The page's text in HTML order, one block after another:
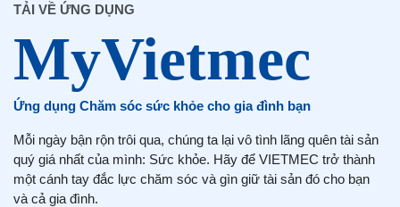
TẢI VỀ ỨNG DỤNG
Ứng dụng Chăm sóc sức khỏe cho gia đình bạn
Mỗi ngày bận rộn trôi qua, chúng ta lại vô tình lãng quên tài sản
quý giá nhất của mình: Sức khỏe. Hãy để VIETMEC trở thành
một cánh tay đắc lực chăm sóc và gìn giữ tài sản đó cho bạn
và cả gia đình.